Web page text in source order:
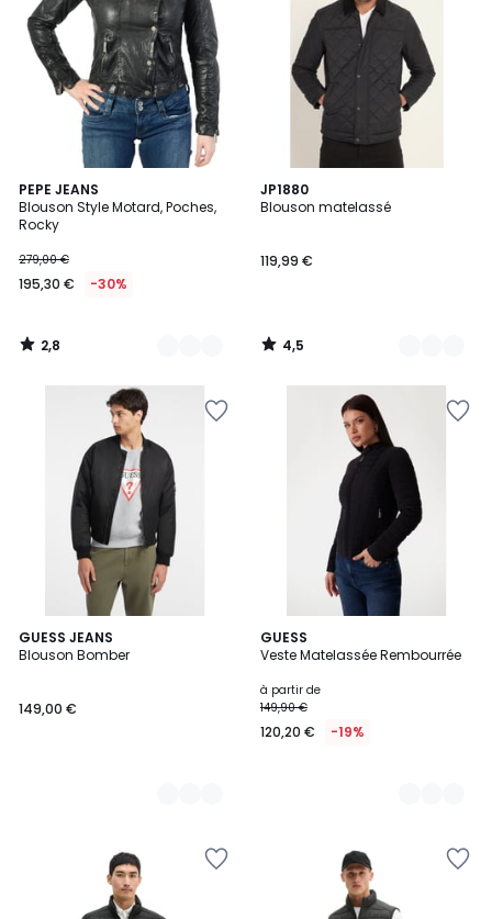
PEPE JEANS
Blouson Style Motard, Poches,
Rocky
279,00 €
195,30 € -30%
2,8
/ 5
2
Couleurs
2,8
/
JP1880
Blouson matelassé
119,99 €
4,5
/ 5
2
Couleurs
4,5
/
GUESS JEANS
Blouson Bomber
149,00 €
2
Couleurs
GUESS
Veste Matelassée Rembourrée
à partir de
149,90 €
120,20 € -19%
2
Couleurs